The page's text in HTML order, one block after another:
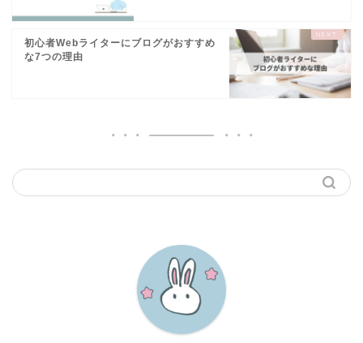
初心者Webライターにブログがおすすめ
な7つの理由